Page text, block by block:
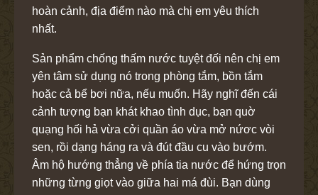
hoàn cảnh, địa điểm nào mà chị em yêu thích
nhất.
Sản phẩm chống thấm nước tuyệt đối nên chị em
yên tâm sử dụng nó trong phòng tắm, bồn tắm
hoặc cả bể bơi nữa, nếu muốn. Hãy nghĩ đến cái
cảnh tượng bạn khát khao tình dục, bạn quờ
quạng hối hả vừa cởi quần áo vừa mở nứơc vòi
sen, rồi dạng háng ra và đút đầu cu vào bướm.
Âm hộ hướng thẳng về phía tia nước để hứng trọn
những từng giọt vào giữa hai má đùi. Bạn dùng